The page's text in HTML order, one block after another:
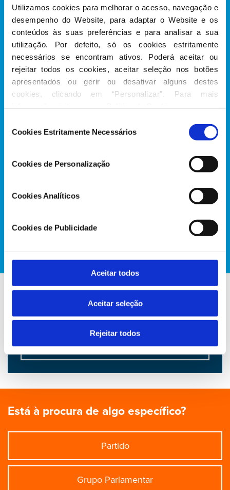
Utilizamos cookies para melhorar o acesso, navegação e
desempenho do Website, para adaptar o Website e os
conteúdos às suas preferências e para analisar a sua
utilização. Por defeito, só os cookies estritamente
necessários se encontram ativos. Poderá aceitar ou
rejeitar todos os cookies, aceitar seleção nos botões
apresentados ou gerir ou desativar alguns destes
cookies, clicando em “Personalizar”. Para mais
deCookies Estritamente Necessários
Cookies de Personalização
Cookies Analíticos
Cookies de Publicidade
Aceitar todos
Aceitar seleção
Rejeitar todos
“Decidi trabalhar em áreas que ligam diretamente
com a vida dos portugueses: orçamento, cultura,
educação, desporto, juventude, segurança e defesa.
mica
com o bem-estar social, só pode ser alcançado e
tudo, com uma Europa equilibrada, culta, segura,
Conheça a atividade de Hélder Sousa
Silva no Parlamento Europeu
AQUI
Está à procura de algo específico?
Partido
Grupo Parlamentar